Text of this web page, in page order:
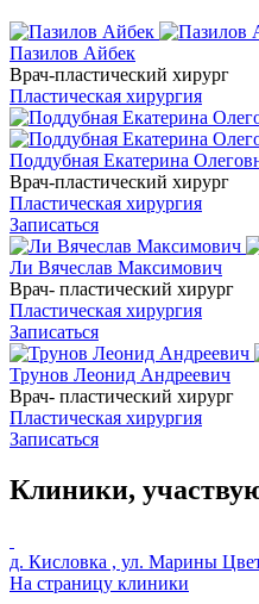
Пазилов Айбек
Врач-пластический хирург
Пластическая хирургия
Поддубная Екатерина
Врач-пластический хирург
Пластическая хирургия
Записаться
Ли Вячеслав Максимович
Врач- пластический хирург
Пластическая хирургия
Записаться
Трунов Леонид Андреевич
Врач- пластический хирург
Пластическая хирургия
Записаться
Клиники,
д. Кисловка , ул. Марины
На страницу клиники